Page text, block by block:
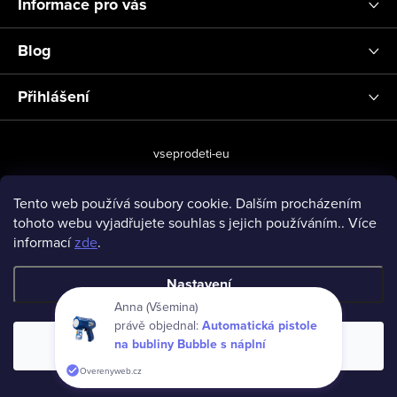
Tento web používá soubory cookie. Dalším procházením
tohoto webu vyjadřujete souhlas s jejich používáním.. Více
informacízde.
Nastavení
Souhlasím
Blog
Přihlášení
vseprodeti-eu
Copyright 2026www.vseprodeti.eu. Všechna práva vyhrazena.
Anna (Všemina)
právě objednal: Automatická pistole
na bubliny Bubble s náplní
Overenyweb.cz